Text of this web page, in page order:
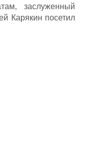
заслуженный
Карякин посетил